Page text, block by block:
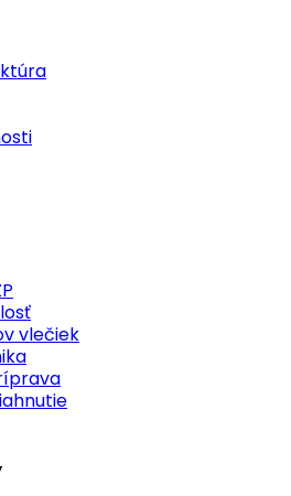
vlečiek